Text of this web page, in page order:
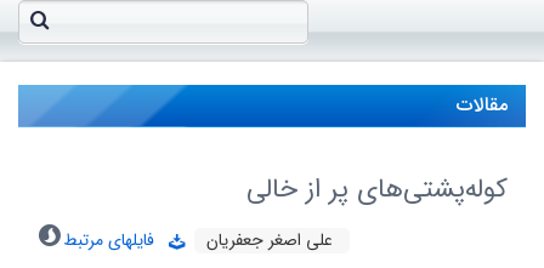
مقالات
کوله‌پشتی‌های پر از خالی
علی اصغر جعفریان
فایلهای مرتبط